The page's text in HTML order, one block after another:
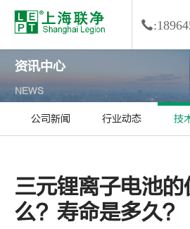
资讯中心
NEWS
公司新闻 行业动态 技
三元锂离子电池
么？寿命是多久？